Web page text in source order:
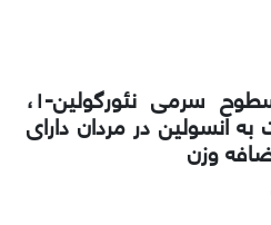
اثر تمرین هوازی بر سطوح سرمی نئورگولین-۱،
مقاومت به انسولین در مردان دارای
وزن